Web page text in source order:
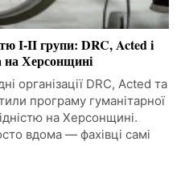
I-II групи: DRC, Acted і
на Херсонщині
організації DRC, Acted та
програму гуманітарної
на Херсонщині.
вдома — фахівці самі